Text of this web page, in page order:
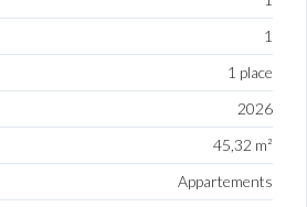
1
1 place
2026
45,32 m²
Appartements